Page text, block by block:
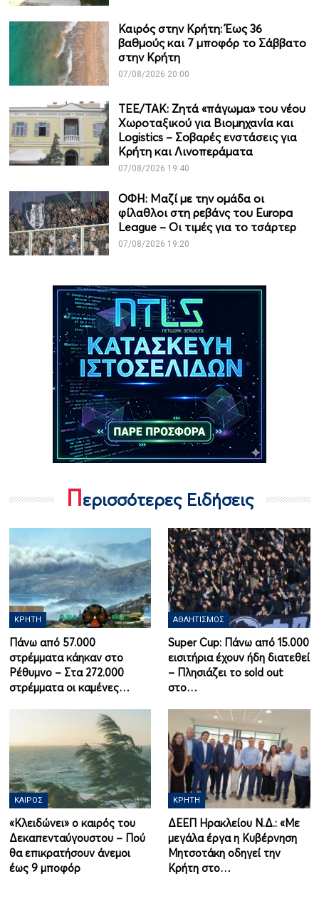
Καιρός στην Κρήτη: Έως 36
βαθμούς και 7 μποφόρ το Σάββατο
στην Κρήτη
07/08/2026 20:00
ΤΕΕ/ΤΑΚ: Ζητά «πάγωμα» του νέου
Χωροταξικού για Βιομηχανία και
Logistics – Σοβαρές ενστάσεις για
Κρήτη και Λινοπεράματα
07/08/2026 19:40
ΟΦΗ: Μαζί με την ομάδα οι
φίλαθλοι στη ρεβάνς του Europa
League – Οι τιμές για το τσάρτερ
07/08/2026 19:20
Περισσότερες Ειδήσεις
ΚΡΉΤΗ
Πάνω από 57.000
στρέμματα κάηκαν στο
Ρέθυμνο – Στα 272.000
στρέμματα οι καμένες…
ΑΘΛΗΤΙΣΜΌΣ
Super Cup: Πάνω από 15.000
εισιτήρια έχουν ήδη διατεθεί
– Πλησιάζει το sold out
στο…
ΚΑΙΡΌΣ
«Κλειδώνει» ο καιρός του
Δεκαπενταύγουστου – Πού
θα επικρατήσουν άνεμοι
έως 9 μποφόρ
ΚΡΉΤΗ
ΔΕΕΠ Ηρακλείου Ν.Δ.: «Με
μεγάλα έργα η Κυβέρνηση
Μητσοτάκη οδηγεί την
Κρήτη στο…